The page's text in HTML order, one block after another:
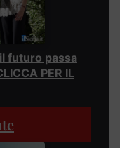
futuro passa
PER IL